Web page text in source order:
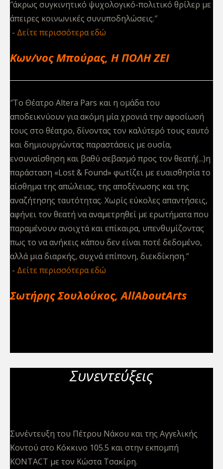
″άκρως συγκινητικό ψυχολογικό-πολιτικό θρίλερ με
άπειρες κοινωνικές συνυποδηλώσεις.″
Δείτε περισσότερα εδώ
Κων/νος Μπούρας, Η ΠΟΛΗ ΖΕΙ
″Το Θέατρο Altera Pars και η ομάδα του
αποδεικνύουν για ακόμη μία χρονιά την αφοσίωσή
τους στο θέατρο, δίνοντας τον καλύτερό τους εαυτό
και δημιουργώντας παραστάσεις με ουσία,
ενσυναίσθηση και βαθύ σεβασμό προς τον θεατή(...)η
παράσταση «Lost & Found» φωτίζει με ευαισθησία το
αίσθημα της απώλειας, της αποξένωσης και της
αναζήτησης ταυτότητας. Χωρίς εύκολες απαντήσεις,
αφήνει τον θεατή να αναμετρηθεί με ερωτήματα που
παραμένουν ανοιχτά και επίκαιρα, υπενθυμίζοντας
πως το να ανήκεις κάπου δεν είναι ποτέ δεδομένο,
αλλά μια διαρκής, συχνά επίπονη, διεκδίκηση.″
Δείτε περισσότερα εδώ
Σωτήρης Σουλούκος, AllAboutArts
Συνεντεύξεις
Συνέντευξη του Πέτρου Νάκου και της Αγγελικής
Κοντού στο Κόκκινο 105.5 και στην εκπομπή
ΚΟNTACT με τον Κώστα Τσακίρη.